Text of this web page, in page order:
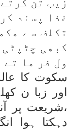
غذا پسند
تکلف سے
کبھی
ول فر ما تے
سکوت کا
اور زبا ن
،شریعت پر
دہکتا ہوا